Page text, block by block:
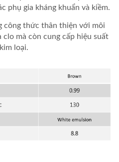
phụ gia kháng khuẩn và kiềm.
công thức thân thiện với môi
mà còn cung cấp hiệu suất
loại.